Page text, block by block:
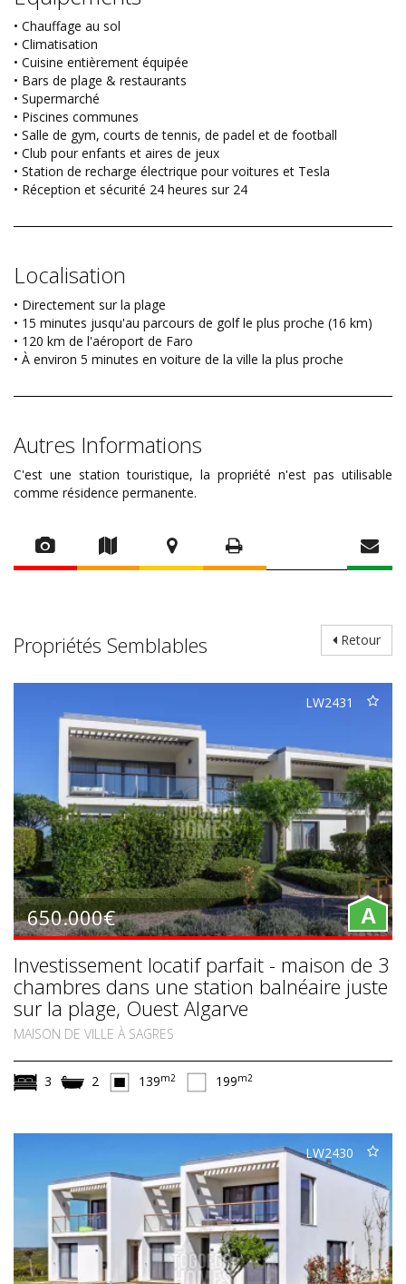
• Chauffage au sol
• Climatisation
• Cuisine entièrement équipée
• Bars de plage & restaurants
• Supermarché
• Piscines communes
• Salle de gym, courts de tennis, de padel et de football
• Club pour enfants et aires de jeux
• Station de recharge électrique pour voitures et Tesla
• Réception et sécurité 24 heures sur 24
Localisation
• Directement sur la plage
• 15 minutes jusqu'au parcours de golf le plus proche (16 km)
• 120 km de l'aéroport de Faro
• À environ 5 minutes en voiture de la ville la plus proche
Autres Informations
C'est une station touristique, la propriété n'est pas utilisable
comme résidence permanente.
Retour
Propriétés Semblables
LW2431
650.000€ A
Investissement locatif parfait - maison de 3
chambres dans une station balnéaire juste
sur la plage, Ouest Algarve
MAISON DE VILLE À SAGRES
3 2 139m2 199m2
LW2430